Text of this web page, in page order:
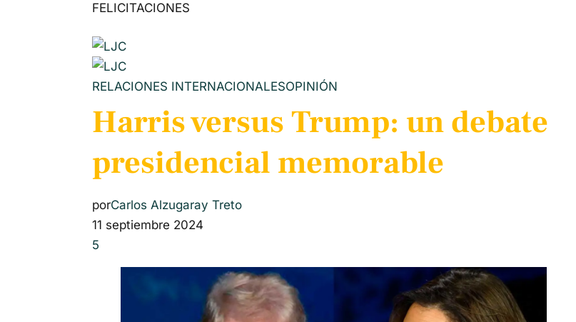
FELICITACIONES
RELACIONES INTERNACIONALESOPINIÓN
Harris versus Trump: un debate
presidencial memorable
porCarlos Alzugaray Treto
11 septiembre 2024
5